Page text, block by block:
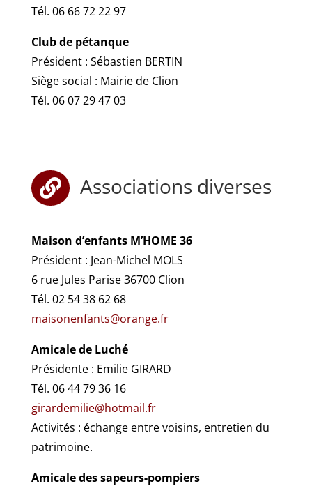
Tél. 06 66 72 22 97
Club de pétanque
Président : Sébastien BERTIN
Siège social : Mairie de Clion
Tél. 06 07 29 47 03
 Associations diverses
Maison d’enfants M’HOME 36
Président : Jean-Michel MOLS
6 rue Jules Parise 36700 Clion
Tél. 02 54 38 62 68
maisonenfants@orange.fr
Amicale de Luché
Présidente : Emilie GIRARD
Tél. 06 44 79 36 16
girardemilie@hotmail.fr
Activités : échange entre voisins, entretien du
patrimoine.
Amicale des sapeurs-pompiers